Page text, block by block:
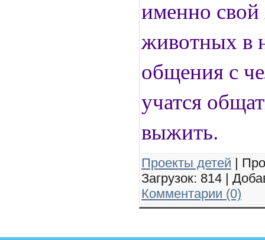
именно
животных в
общения с
учатся
выжить.
Проекты детей |
Загрузок: 814 |
Комментарии (0)